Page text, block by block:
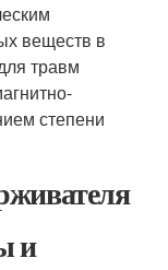
веществ в
травм
степени
и